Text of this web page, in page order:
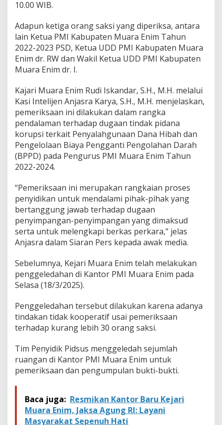
o
r
u
p
s
a
a
P
M
I
10.00 WIB.
Adapun ketiga orang saksi yang diperiksa, antara
lain Ketua PMI Kabupaten Muara Enim Tahun
2022-2023 PSD, Ketua UDD PMI Kabupaten Muara
Enim dr. RW dan Wakil Ketua UDD PMI Kabupaten
Muara Enim dr. I.
Kajari Muara Enim Rudi Iskandar, S.H., M.H. melalui
Kasi Intelijen Anjasra Karya, S.H., M.H. menjelaskan,
pemeriksaan ini dilakukan dalam rangka
pendalaman terhadap dugaan tindak pidana
korupsi terkait Penyalahgunaan Dana Hibah dan
Pengelolaan Biaya Pengganti Pengolahan Darah
(BPPD) pada Pengurus PMI Muara Enim Tahun
2022-2024.
“Pemeriksaan ini merupakan rangkaian proses
penyidikan untuk mendalami pihak-pihak yang
bertanggung jawab terhadap dugaan
penyimpangan-penyimpangan yang dimaksud
serta untuk melengkapi berkas perkara,” jelas
Anjasra dalam Siaran Pers kepada awak media.
Sebelumnya, Kejari Muara Enim telah melakukan
penggeledahan di Kantor PMI Muara Enim pada
Selasa (18/3/2025).
Penggeledahan tersebut dilakukan karena adanya
tindakan tidak kooperatif usai pemeriksaan
terhadap kurang lebih 30 orang saksi.
Tim Penyidik Pidsus menggeledah sejumlah
ruangan di Kantor PMI Muara Enim untuk
pemeriksaan dan pengumpulan bukti-bukti.
Baca juga: Resmikan Kantor Baru Kejari
Muara Enim, Jaksa Agung RI: Layani
Masyarakat Sepenuh Hati